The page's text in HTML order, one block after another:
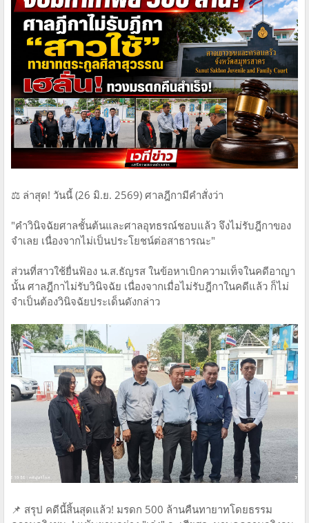
⚖️ ล่าสุด! วันนี้ (26 มิ.ย. 2569) ศาลฎีกามีคำสั่งว่า
"คำวินิจฉัยศาลชั้นต้นและศาลอุทธรณ์ชอบแล้ว จึงไม่รับฎีกาของ
จำเลย เนื่องจากไม่เป็นประโยชน์ต่อสาธารณะ"
ส่วนที่สาวใช้ยื่นฟ้อง น.ส.ธัญรส ในข้อหาเบิกความเท็จในคดีอาญา
นั้น ศาลฎีกาไม่รับวินิจฉัย เนื่องจากเมื่อไม่รับฎีกาในคดีแล้ว ก็ไม่
จำเป็นต้องวินิจฉัยประเด็นดังกล่าว
📌 สรุป คดีนี้สิ้นสุดแล้ว! มรดก 500 ล้านคืนทายาทโดยธรรม